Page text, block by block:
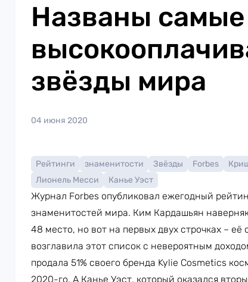
Названы самые
звёзды мира
04 июня 2020
Рейтинги знаменитости Звёзды Forbes
Лионель Месси
Канье Уэст
Журнал Forbes опубликовал ежегодный
знаменитостей мира. Ким Кардашьян
48 место, но вот на первых двух строчках –
возглавила этот список с невероятным
продала 51% своего бренда Kylie Cosmetics
2020-го. А Канье Уэст, который оказался